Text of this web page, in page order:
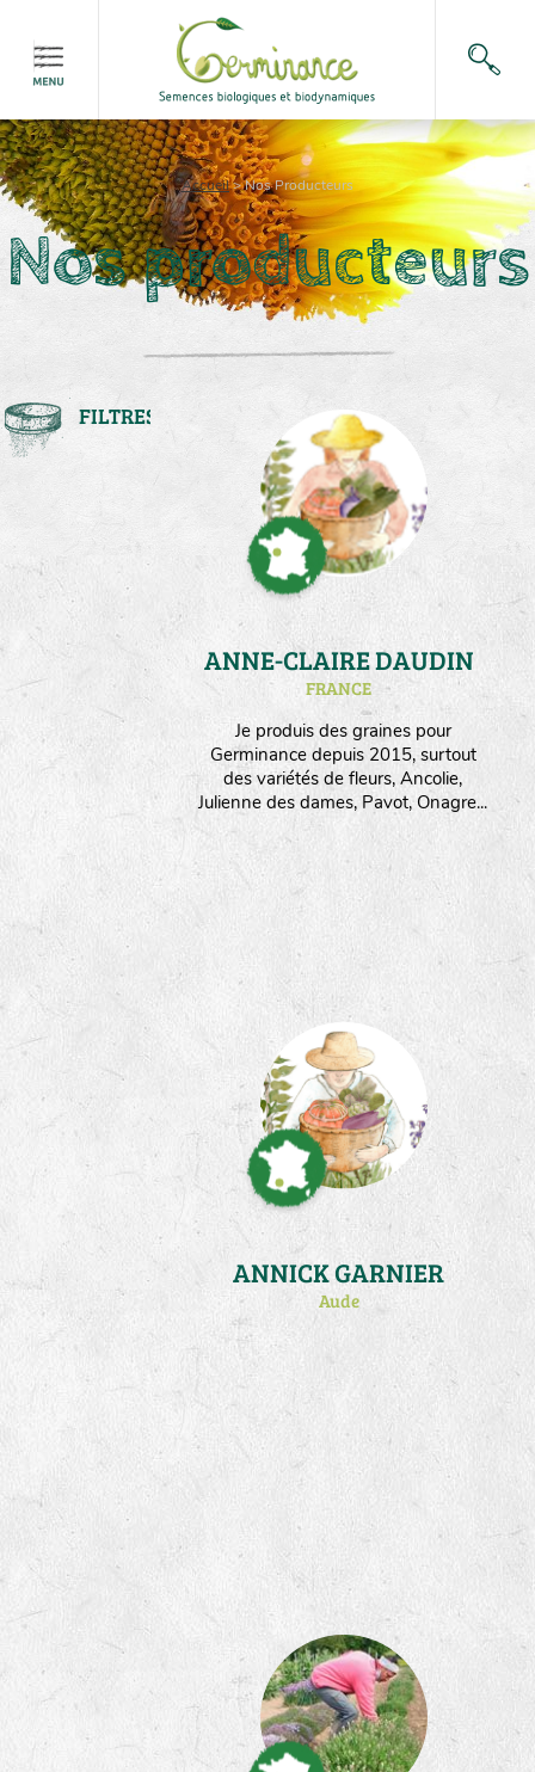
Accueil>Nos Producteurs
Nos producteurs
FILTRES
Je produis des graines pour
Germinance depuis 2015, surtout
des variétés de fleurs, Ancolie,
Julienne des dames, Pavot, Onagre...
ANNE-CLAIRE DAUDIN
FRANCE
ANNICK GARNIER
Aude